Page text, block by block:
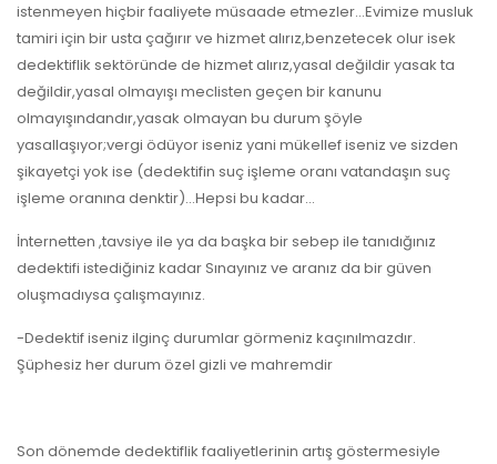
istenmeyen hiçbir faaliyete müsaade etmezler…Evimize musluk
tamiri için bir usta çağırır ve hizmet alırız,benzetecek olur isek
dedektiflik sektöründe de hizmet alırız,yasal değildir yasak ta
değildir,yasal olmayışı meclisten geçen bir kanunu
olmayışındandır,yasak olmayan bu durum şöyle
yasallaşıyor;vergi ödüyor iseniz yani mükellef iseniz ve sizden
şikayetçi yok ise (dedektifin suç işleme oranı vatandaşın suç
işleme oranına denktir)…Hepsi bu kadar…
İnternetten ,tavsiye ile ya da başka bir sebep ile tanıdığınız
dedektifi istediğiniz kadar Sınayınız ve aranız da bir güven
oluşmadıysa çalışmayınız.
-Dedektif iseniz ilginç durumlar görmeniz kaçınılmazdır.
Şüphesiz her durum özel gizli ve mahremdir
Son dönemde dedektiflik faaliyetlerinin artış göstermesiyle